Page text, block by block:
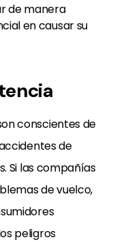
de manera
en causar su
conscientes de
de
Si las compañías
de vuelco,
peligros